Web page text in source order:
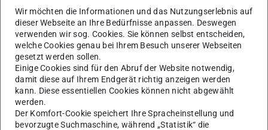
Arbeitsgebiet(e)
Empirische Sozialforschung
Kontakt
anke.metzler@tu-...
+49 6151/16-24812
S3|13 307
Wir möchten die Informationen und das Nutzungserlebnis auf
dieser Webseite an Ihre Bedürfnisse anpassen. Deswegen
verwenden wir sog. Cookies. Sie können selbst entscheiden,
welche Cookies genau bei Ihrem Besuch unserer Webseiten
gesetzt werden sollen.
Einige Cookies sind für den Abruf der Website notwendig,
damit diese auf Ihrem Endgerät richtig anzeigen werden
kann. Diese essentiellen Cookies können nicht abgewählt
werden.
Der Komfort-Cookie speichert Ihre Spracheinstellung und
bevorzugte Suchmaschine, während „Statistik“ die